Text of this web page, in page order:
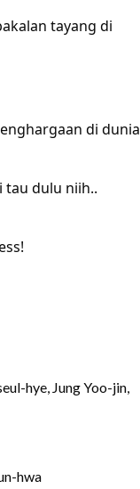
tayang di
di dunia
tau dulu niih..
hye, Jung Yoo-jin,
hwa